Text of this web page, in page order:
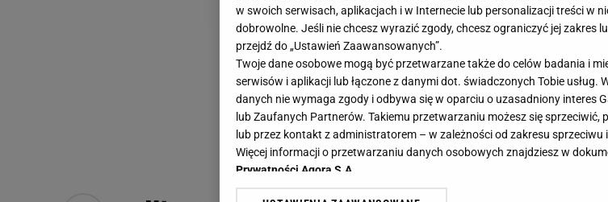
w swoich serwisach, aplikacjach i w Internecie lub personalizacji treści w
dobrowolne. Jeśli nie chcesz wyrazić zgody, chcesz ograniczyć jej zakres
przejdź do „Ustawień Zaawansowanych”.
Twoje dane osobowe mogą być przetwarzane także do celów badania i
serwisów i aplikacji lub łączone z danymi dot. świadczonych Tobie
danych nie wymaga zgody i odbywa się w oparciu o uzasadniony interes
lub Zaufanych Partnerów. Takiemu przetwarzaniu możesz się sprzeciwić,
lub przez kontakt z administratorem – w zależności od zakresu
Więcej informacji o przetwarzaniu danych osobowych znajdziesz w
Prywatności Agora S.A.